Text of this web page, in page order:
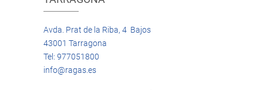
Avda. Prat de la Riba, 4 Bajos
43001 Tarragona
Tel: 977051800
info@ragas.es